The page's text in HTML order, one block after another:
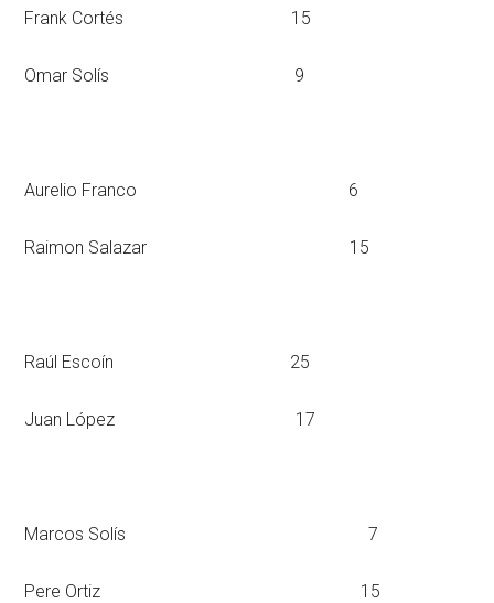
Frank Cortés 15
Omar Solís 9
Aurelio Franco 6
Raimon Salazar 15
Raúl Escoín 25
Juan López 17
Marcos Solís 7
Pere Ortiz 15